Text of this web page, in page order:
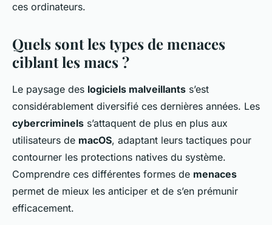
ces ordinateurs.
Quels sont les types de menaces
ciblant les macs ?
Le paysage des logiciels malveillants s’est
considérablement diversifié ces dernières années. Les
cybercriminels s’attaquent de plus en plus aux
utilisateurs de macOS, adaptant leurs tactiques pour
contourner les protections natives du système.
Comprendre ces différentes formes de menaces
permet de mieux les anticiper et de s’en prémunir
efficacement.